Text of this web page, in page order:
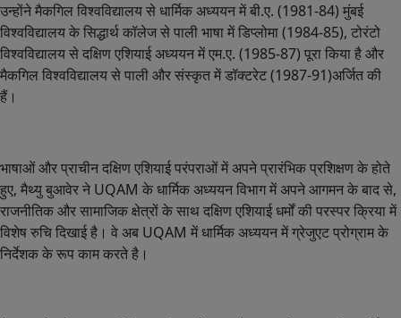
उन्होंनेमैकगिलविश्वविद्यालयसेधार्मिकअध्ययनमेंबी.ए. (1981-84) मुंबई
विश्वविद्यालयकेसिद्धार्थकॉलेजसेपालीभाषामेंडिप्लोमा(1984-85), टोरंटो
विश्वविद्यालयसेदक्षिणएशियाईअध्ययनमेंएम.ए. (1985-87) पूराकियाहैऔर
मैकगिलविश्वविद्यालयसेपालीऔरसंस्कृतमेंडॉक्टरेट(1987-91)अर्जितकी
हैं।
भाषाओंऔरप्राचीनदक्षिणएशियाईपरंपराओंमेंअपनेप्रारंभिकप्रशिक्षणकेहोते
हुए, मैथ्युबुआवेरने UQAM केधार्मिकअध्ययनविभागमेंअपनेआगमनकेबादसे,
राजनीतिकऔरसामाजिकक्षेत्रोंकेसाथदक्षिणएशियाईधर्मोंकीपरस्परक्रियामें
विशेषरुचिदिखाईहै । वेअब UQAM मेंधार्मिकअध्ययनमेंग्रेजुएटप्रोग्रामके
निर्देशककेरूपकामकरतेहै ।